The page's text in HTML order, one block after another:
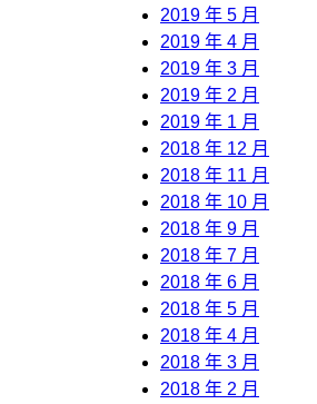
2019 年 5 月
2019 年 4 月
2019 年 3 月
2019 年 2 月
2019 年 1 月
2018 年 12 月
2018 年 11 月
2018 年 10 月
2018 年 9 月
2018 年 7 月
2018 年 6 月
2018 年 5 月
2018 年 4 月
2018 年 3 月
2018 年 2 月